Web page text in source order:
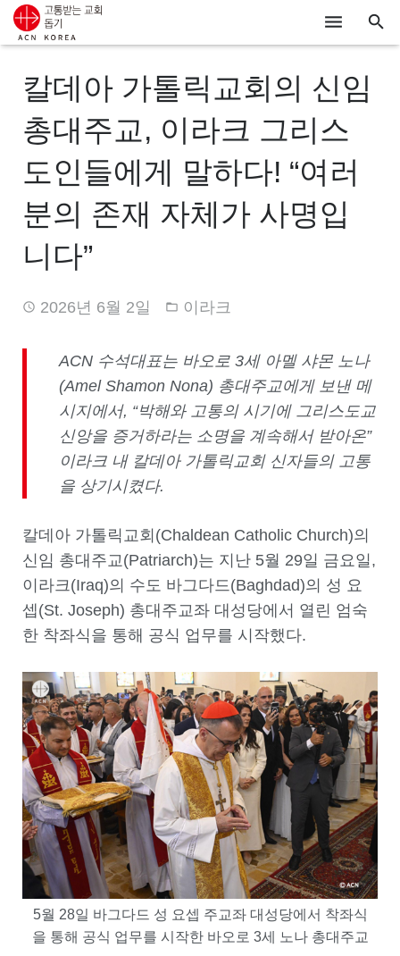
알리기
기도하기
시리아
우크라이나
행동하기
로그인
후원하기
칼데아 가톨릭교회의 신임
총대주교, 이라크 그리스
도인들에게 말하다! “여러
분의 존재 자체가 사명입
니다”
2026년 6월 2일 이라크
ACN 수석대표는 바오로 3세 아멜 샤몬 노나
(Amel Shamon Nona) 총대주교에게 보낸 메
시지에서, “박해와 고통의 시기에 그리스도교
신앙을 증거하라는 소명을 계속해서 받아온”
이라크 내 칼데아 가톨릭교회 신자들의 고통
을 상기시켰다.
칼데아 가톨릭교회(Chaldean Catholic Church)의
신임 총대주교(Patriarch)는 지난 5월 29일 금요일,
이라크(Iraq)의 수도 바그다드(Baghdad)의 성 요
셉(St. Joseph) 총대주교좌 대성당에서 열린 엄숙
한 착좌식을 통해 공식 업무를 시작했다.
5월 28일 바그다드 성 요셉 주교좌 대성당에서 착좌식
을 통해 공식 업무를 시작한 바오로 3세 노나 총대주교